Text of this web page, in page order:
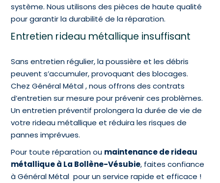
système. Nous utilisons des pièces de haute qualité
pour garantir la durabilité de la réparation.
Entretien rideau métallique insuffisant
Sans entretien régulier, la poussière et les débris
peuvent s’accumuler, provoquant des blocages.
Chez Général Métal , nous offrons des contrats
d’entretien sur mesure pour prévenir ces problèmes.
Un entretien préventif prolongera la durée de vie de
votre rideau métallique et réduira les risques de
pannes imprévues.
Pour toute réparation ou maintenance de rideau
métallique à La Bollène-Vésubie, faites confiance
à Général Métal pour un service rapide et efficace !